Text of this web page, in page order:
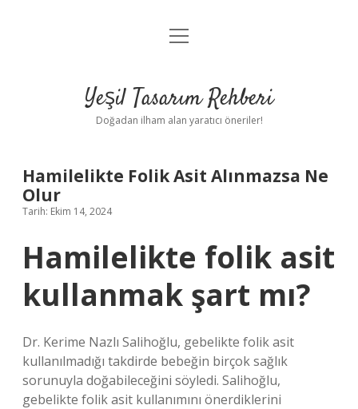
Anasayfa
Yasal Uyarı
menüyü
Yeşil Tasarım Rehberi
Doğadan ilham alan yaratıcı öneriler!
Hamilelikte Folik Asit Alınmazsa Ne
Olur
Tarih: Ekim 14, 2024
Hamilelikte folik asit
kullanmak şart mı?
Dr. Kerime Nazlı Salihoğlu, gebelikte folik asit
kullanılmadığı takdirde bebeğin birçok sağlık
sorunuyla doğabileceğini söyledi. Salihoğlu,
gebelikte folik asit kullanımını önerdiklerini